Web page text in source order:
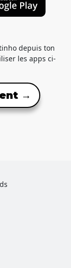
depuis ton
les apps ci-
→